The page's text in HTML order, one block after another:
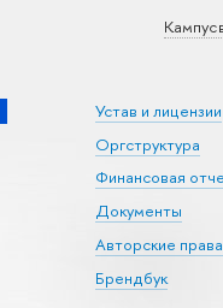
Кампус
Устав и лицензии
Оргструктура
Финансовая
Документы
Авторские
Брендбук